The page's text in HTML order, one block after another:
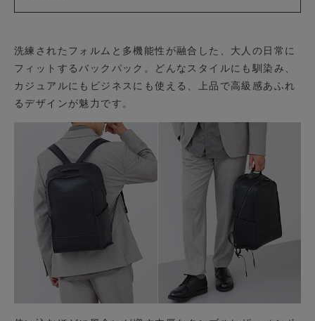
洗練されたフォルムと多機能性が融合した、大人の日常に
フィットするバックパック。どんなスタイルにも馴染み、
カジュアルにもビジネスにも使える、上品で高級感あふれ
るデザインが魅力です。